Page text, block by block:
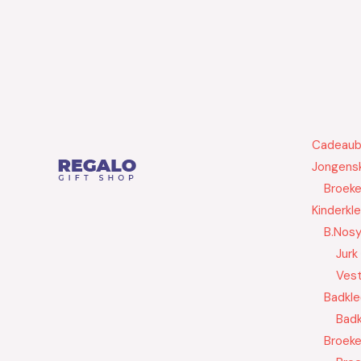
B.Nosy
Jurk
Vest